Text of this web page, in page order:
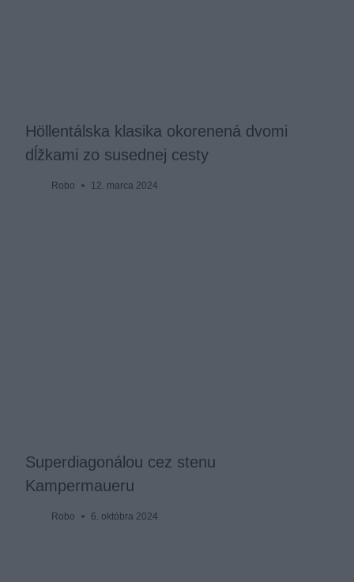
Höllentálska klasika okorenená dvomi
dĺžkami zo susednej cesty
Robo 12. marca 2024
Superdiagonálou cez stenu
Kampermaueru
Robo 6. októbra 2024